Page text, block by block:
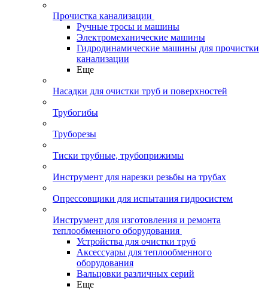
Прочистка канализации
Ручные тросы и машины
Электромеханические машины
Гидродинамические машины для прочистки
канализации
Еще
Насадки для очистки труб и поверхностей
Трубогибы
Труборезы
Тиски трубные, трубоприжимы
Инструмент для нарезки резьбы на трубах
Опрессовщики для испытания гидросистем
Инструмент для изготовления и ремонта
теплообменного оборудования
Устройства для очистки труб
Аксессуары для теплообменного
оборудования
Вальцовки различных серий
Еще